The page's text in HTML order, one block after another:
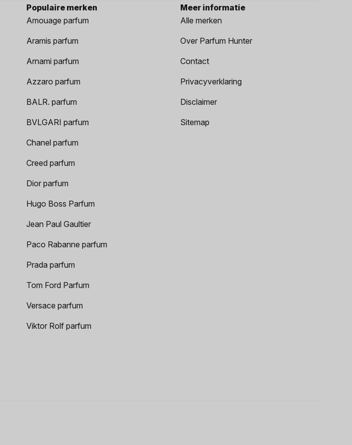
Populaire merken
Amouage parfum
Aramis parfum
Arnami parfum
Azzaro parfum
BALR. parfum
BVLGARI parfum
Chanel parfum
Creed parfum
Dior parfum
Hugo Boss Parfum
Jean Paul Gaultier
Paco Rabanne parfum
Prada parfum
Tom Ford Parfum
Versace parfum
Viktor Rolf parfum
Meer informatie
Alle merken
Over Parfum Hunter
Contact
Privacyverklaring
Disclaimer
Sitemap